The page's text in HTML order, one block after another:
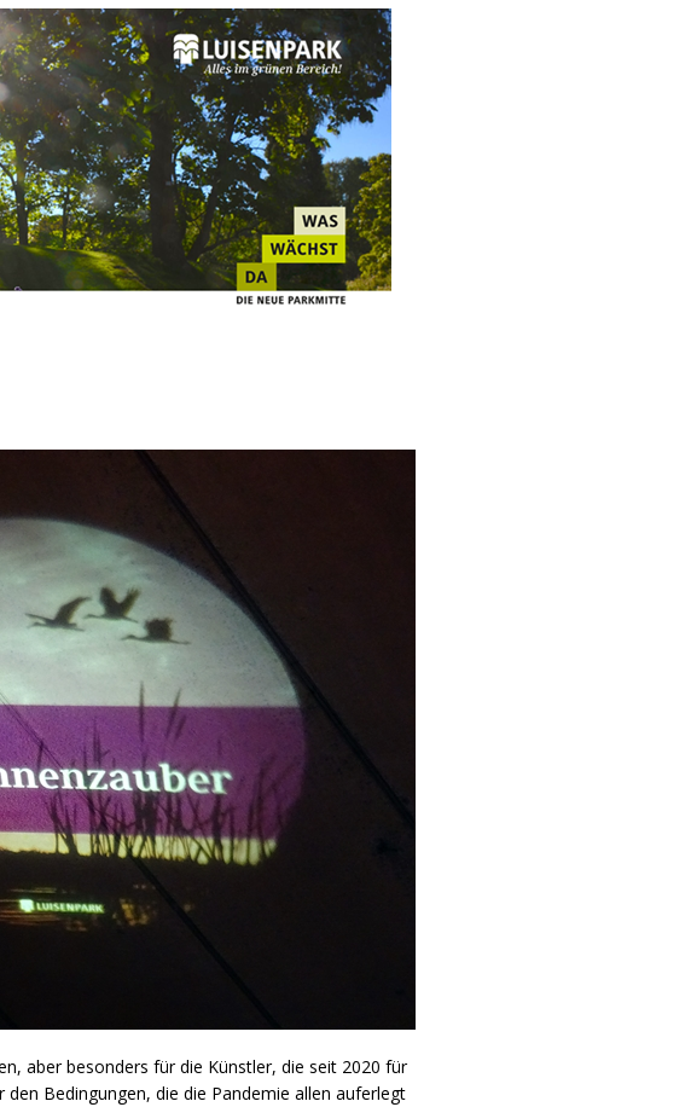
(KCanG) BLAULICHTMELDUNGEN
aber besonders für die Künstler, die seit 2020 für
Bedingungen, die die Pandemie allen auferlegt